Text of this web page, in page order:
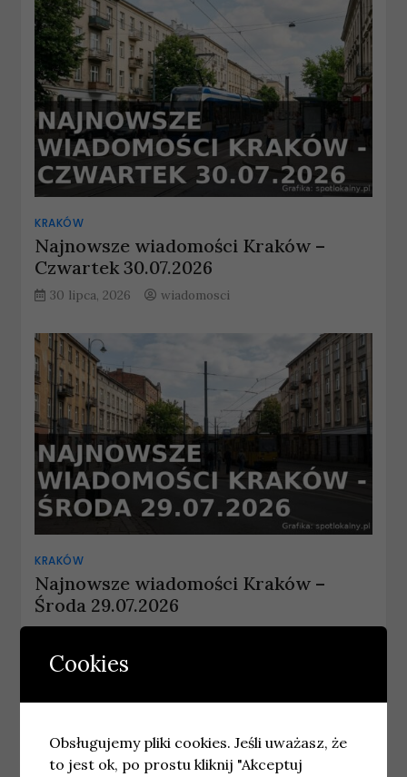
KRAKÓW
Najnowsze wiadomości Kraków –
Czwartek 30.07.2026
30 lipca, 2026 wiadomosci
KRAKÓW
Najnowsze wiadomości Kraków –
Środa 29.07.2026
Cookies
Obsługujemy pliki cookies. Jeśli uważasz, że
to jest ok, po prostu kliknij "Akceptuj